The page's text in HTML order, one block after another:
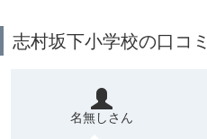
志村坂下小学校の口コ
名無しさん